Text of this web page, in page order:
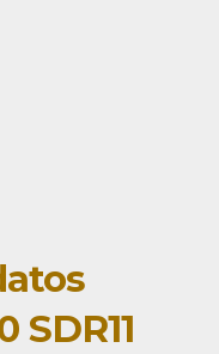
SDR11